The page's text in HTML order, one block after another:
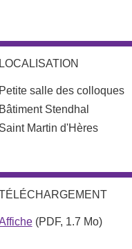
LOCALISATION
Complément lieu
Petite salle des colloques
Bâtiment Stendhal
Saint Martin d'Hères
(PDF, 1.7 Mo)